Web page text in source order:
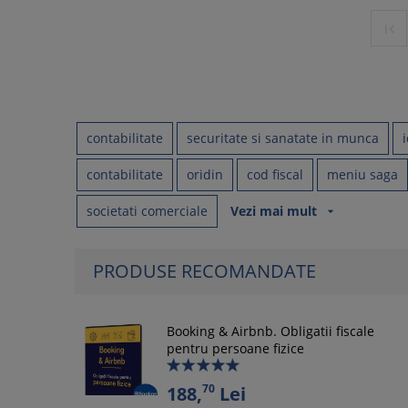
contabilitate securitate si sanatate in munca
contabilitate oridin cod fiscal meniu saga
societati comerciale Vezi mai mult arrow_drop_down
PRODUSE RECOMANDATE
Booking & Airbnb. Obligatii fiscale
pentru persoane fizice
188,70 Lei